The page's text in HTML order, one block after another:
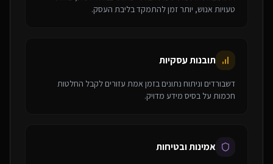
טעויות אנוש, יותר זמן להתמקד בליבת העסק.
תובנות עסקיות
דשבורדים וניתוח נתונים בזמן אמת עזורים לקבל החלטות
חכמות על בסיס מידע מדויק.
אמינות ובטיחות